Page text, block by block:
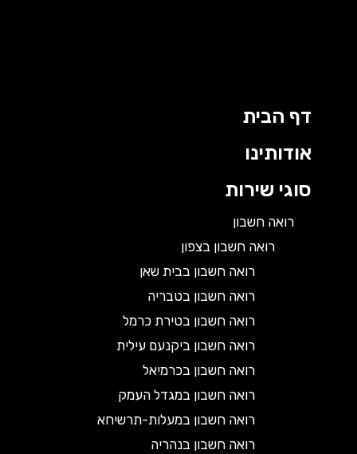
דף הבית
אודותינו
סוגי שירות
רואה חשבון
רואה חשבון בצפון
רואה חשבון בבית שאן
רואה חשבון בטבריה
רואה חשבון בטירת כרמל
רואה חשבון ביקנעם עילית
רואה חשבון בכרמיאל
רואה חשבון במגדל העמק
רואה חשבון במעלות-תרשיחא
רואה חשבון בנהריה